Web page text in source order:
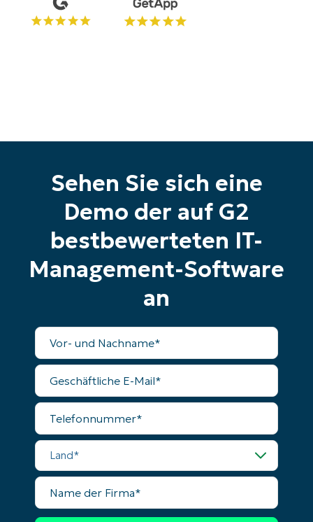
Sehen Sie sich eine
Demo der auf G2
bestbewerteten IT-
Management-Software
an
Vollständiger
Name
Geschäftliche
Mail
Telefonnummer
Land
Name
der
Firma
Starten Sie Ihre 14-tägige
number*
Company
name*